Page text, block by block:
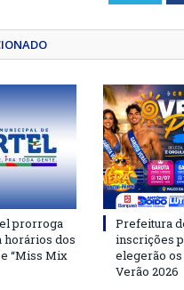
prorroga
horários dos
“Miss Mix
Prefeitura
inscrições
elegerão os
Verão 2026